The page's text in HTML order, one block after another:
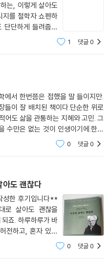
이 무언가를 이루어야만 한다는 압
없이 더 나은 모습, 더 많은 성취,
삶의 끝자락에는 지친 마음과 고
우어는 조용히 우리에게 말을 건넵
대를 살아가는 우리에게 "혼자 있
의미", "예민함과 공존하는 삶"이라
면의 평화를 회복하는 방법을 안내
않습니다. 혼자만의 시간에서 오
게 하고, 외로움과 고독의 차이를
‘자기 자신과의 친밀한 연결’이
정이 아니라, 자기 자신을 이해하고
니다. 또한 이 책은 예민하고 섬세
않고 삶의 장점으로 전환할 수 있
정하는 법, 조용하지만 단단한 자
지는 삶의 지혜까지. 인생의 각 시
문들에 대해, 쇼펜하우어는 날카로우
는, 이렇게 살아도
지를 철학자 쇼펜하
단단하게 들려줍니
의 언어로 치환하면
1 댓글0
에서 한번쯤은 접했을 말 들이지만.
들이 잘 배치된 책이다.단순한 위로
어도 삶을 관통하는 지혜와 고민. 그
수만은 없는 것이 인생이기에.한번
볼 필요가 있따.
0 댓글0
아도 괜찮다
성한 후기입니다**
로 살아도 괜찮을
죠. 하루하루가 바
전하고, 혼자 있는
다. 그럴 때 읽으면
0 댓글0